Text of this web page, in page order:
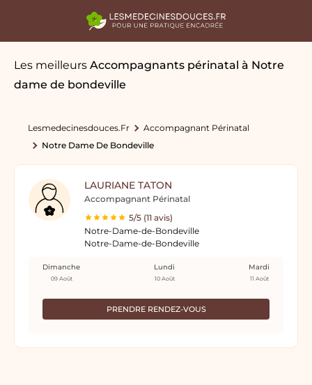
Les meilleurs Accompagnants périnatal à Notre
dame de bondeville
Lesmedecinesdouces.fr
Accompagnant Périnatal
Notre Dame De Bondeville
LAURIANE TATON
Accompagnant Périnatal
5/5 (11 avis)
Notre-Dame-de-Bondeville
Notre-Dame-de-Bondeville
PRENDRE RENDEZ-VOUS
Dimanche
09 Août
Lundi
10 Août
Mardi
11 Août